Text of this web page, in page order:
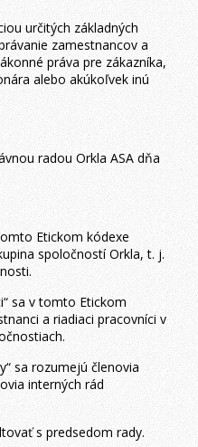
určitých základných
zamestnancov a
práva pre zákazníka,
alebo akúkoľvek inú
radou Orkla ASA dňa
Etickom kódexe
spoločností Orkla, t. j.
sa v tomto Etickom
a riadiaci pracovníci v
sa rozumejú členovia
interných rád
s predsedom rady.